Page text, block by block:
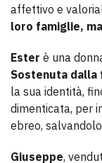
affettivo e
loro famiglie,
Ester è una
Sostenuta dalla
la sua identità,
dimenticata, per
ebreo,
Giuseppe,